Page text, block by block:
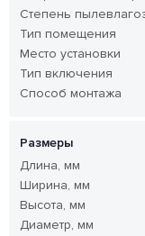
Степень
Тип помещения
Место установки
Тип включения
Способ монтажа
Размеры
Длина, мм
Ширина, мм
Высота, мм
Диаметр, мм